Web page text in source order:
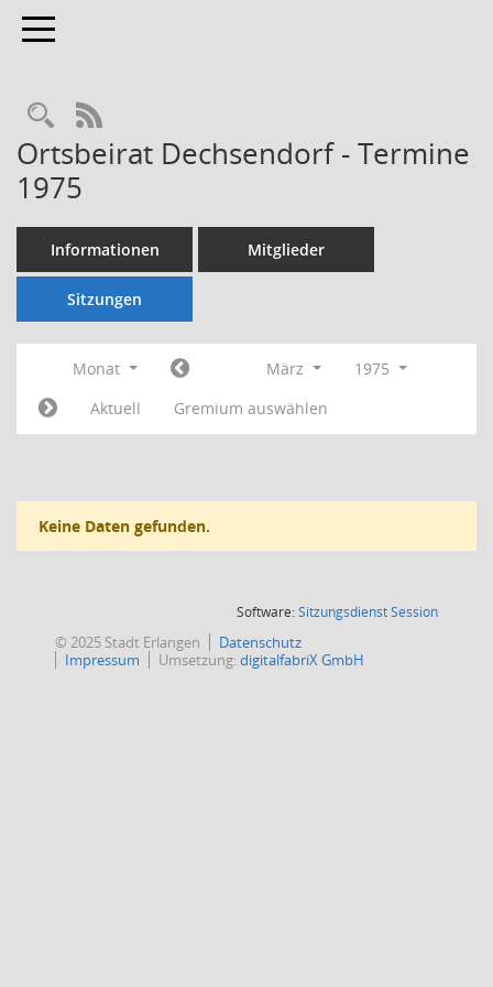
Toggle navigation
Rechercheauswahl
RSS-Feed
Ortsbeirat Dechsendorf - Termine
1975
Informationen Mitglieder
Sitzungen
Monat März
1975
Aktuell
Gremium auswählen
Keine Daten gefunden.
Software:SitzungsdienstSession(Wird in
© 2025 Stadt Erlangen
Datenschutz
Impressum
Umsetzung:digitalfabriX GmbH